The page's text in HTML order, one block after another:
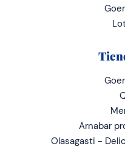
Arnabar
Olasagasti -